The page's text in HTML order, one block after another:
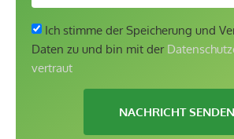
Ich stimme der Speicherung und
Daten zu und bin mit der
vertraut
NACHRICHT SENDEN